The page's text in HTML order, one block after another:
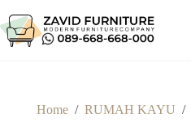
to
content
Home / RUMAH KAYU /